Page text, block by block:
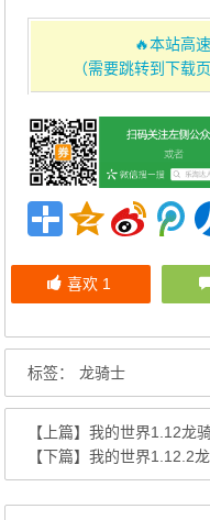
🔥本站高
（需要跳转到下载
喜欢 1
标签： 龙骑士
【上篇】我的世界1.12龙
【下篇】我的世界1.12.2